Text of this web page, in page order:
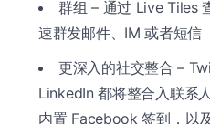
群组 – 通过 Live Tiles
速群发邮件、IM 或者短信
更深入的社交整合 –
LinkedIn 都将整合入联系
内置 Facebook 签到，以